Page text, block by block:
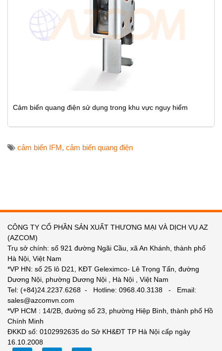
Cảm biến quang điện sử dụng trong khu vực nguy hiểm
cảm biến IFM, cảm biến quang điện
CÔNG TY CỔ PHẦN SẢN XUẤT THƯƠNG MẠI VÀ DỊCH VỤ AZ
(AZCOM)
Trụ sở chính: số 921 đường Ngãi Cầu, xã An Khánh, thành phố
Hà Nội, Việt Nam
*VP HN: số 25 lô D21, KĐT Geleximco- Lê Trọng Tấn, đường
Dương Nội, phường Dương Nội , Hà Nội , Việt Nam
Tel: (+84)24.2237.6268 - Hotline: 0968.40.3138 - Email:
sales@azcomvn.com
*VP HCM : 14/2B, đường số 23, phường Hiệp Bình, thành phố Hồ
Chính Minh
ĐKKD số: 0102992635 do Sở KH&ĐT TP Hà Nội cấp ngày
16.10.2008